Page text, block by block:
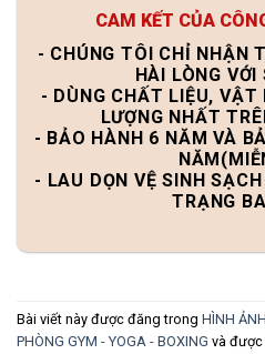
CAM KẾT CỦA
- CHÚNG TÔI CHỈ NHẬN
HÀI LÒNG
- DÙNG CHẤT LIỆU, VẬT
LƯỢNG NHẤT
- BẢO HÀNH 6 NĂM VÀ
- LAU DỌN VỆ SINH
TRẠNG
Bài viết này được đăng trong HÌNH
PHÒNG GYM - YOGA - BOXING và